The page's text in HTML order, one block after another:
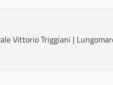
Vittorio Triggiani |